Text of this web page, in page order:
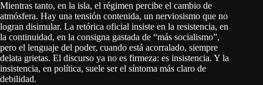
Mientras tanto, en la isla, el régimen percibe el cambio de
atmósfera. Hay una tensión contenida, un nerviosismo que no
logran disimular. La retórica oficial insiste en la resistencia, en
la continuidad, en la consigna gastada de “más socialismo”,
pero el lenguaje del poder, cuando está acorralado, siempre
delata grietas. El discurso ya no es firmeza: es insistencia. Y la
insistencia, en política, suele ser el síntoma más claro de
debilidad.